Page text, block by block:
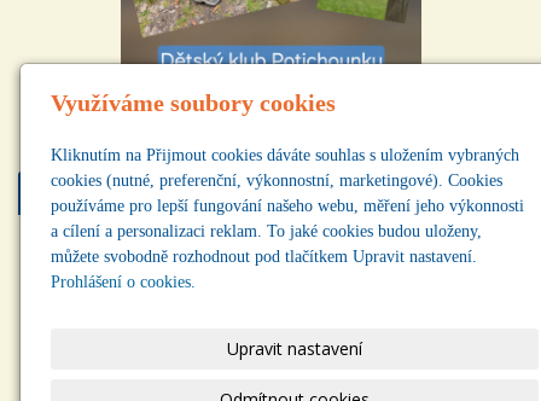
Najdete nás
Využíváme soubory cookies
Kliknutím na Přijmout cookies dáváte souhlas s uložením vybraných
cookies (nutné, preferenční, výkonnostní, marketingové). Cookies
používáme pro lepší fungování našeho webu, měření jeho výkonnosti
a cílení a personalizaci reklam. To jaké cookies budou uloženy,
můžete svobodně rozhodnout pod tlačítkem Upravit nastavení.
Prohlášení o cookies.
Upravit nastavení